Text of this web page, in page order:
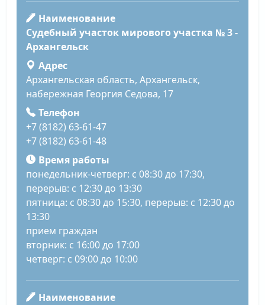
Наименование
Судебный участок мирового участка № 3 -
Архангельск
Адрес
Архангельская область, Архангельск,
набережная Георгия Седова, 17
Телефон
+7 (8182) 63-61-47
+7 (8182) 63-61-48
Время работы
понедельник-четверг: с 08:30 до 17:30,
перерыв: с 12:30 до 13:30
пятница: с 08:30 до 15:30, перерыв: с 12:30 до
13:30
прием граждан
вторник: с 16:00 до 17:00
четверг: с 09:00 до 10:00
Наименование